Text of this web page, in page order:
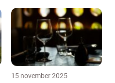
15 november 2025